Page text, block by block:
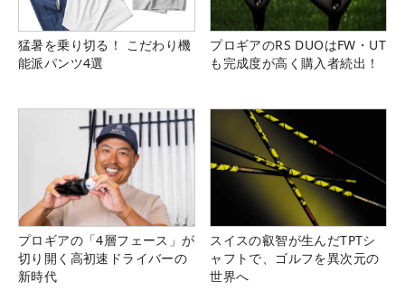
猛暑を乗り切る！ こだわり機
能派パンツ4選
プロギアのRS DUOはFW・UT
も完成度が高く購入者続出！
プロギアの「4層フェース」が
切り開く高初速ドライバーの
新時代
スイスの叡智が生んだTPTシ
ャフトで、ゴルフを異次元の
世界へ